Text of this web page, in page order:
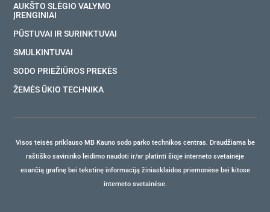
AUKŠTO SLĖGIO VALYMO
ĮRENGINIAI
PŪSTUVAI IR SURINKTUVAI
SMULKINTUVAI
SODO PRIEŽIŪROS PREKĖS
ŽEMĖS ŪKIO TECHNIKA
Visos teisės priklauso MB Kauno sodo parko technikos centras. Draudžiama be
raštiško savininko leidimo naudoti ir/ar platinti šioje interneto svetainėje
esančią grafinę bei tekstinę informaciją žiniasklaidos priemonėse bei kitose
interneto svetainėse.